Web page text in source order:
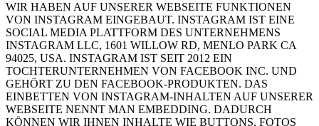
WIR HABEN AUF UNSERER WEBSEITE FUNKTIONEN
VON INSTAGRAM EINGEBAUT. INSTAGRAM IST EINE
SOCIAL MEDIA PLATTFORM DES UNTERNEHMENS
INSTAGRAM LLC, 1601 WILLOW RD, MENLO PARK CA
94025, USA. INSTAGRAM IST SEIT 2012 EIN
TOCHTERUNTERNEHMEN VON FACEBOOK INC. UND
GEHÖRT ZU DEN FACEBOOK-PRODUKTEN. DAS
EINBETTEN VON INSTAGRAM-INHALTEN AUF UNSERER
WEBSEITE NENNT MAN EMBEDDING. DADURCH
KÖNNEN WIR IHNEN INHALTE WIE BUTTONS, FOTOS